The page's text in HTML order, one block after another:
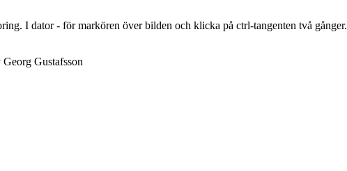
I dator - för markören över bilden och klicka på ctrl-tangenten två gånger.
Gustafsson